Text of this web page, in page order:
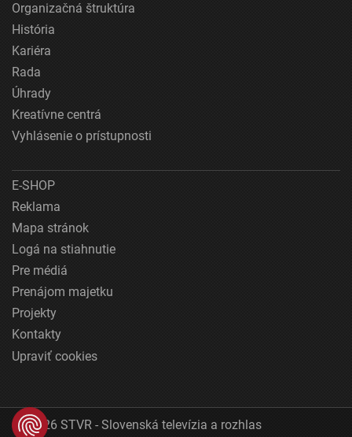
Organizačná štruktúra
História
Kariéra
Rada
Úhrady
Kreatívne centrá
Vyhlásenie o prístupnosti
E-SHOP
Reklama
Mapa stránok
Logá na stiahnutie
Pre médiá
Prenájom majetku
Projekty
Kontakty
Upraviť cookies
© 2026 STVR - Slovenská televízia a rozhlas